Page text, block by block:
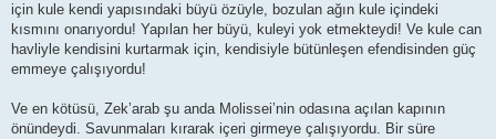
için kule kendi yapısındaki büyü özüyle, bozulan ağın kule içindeki
kısmını onarıyordu! Yapılan her büyü, kuleyi yok etmekteydi! Ve kule can
havliyle kendisini kurtarmak için, kendisiyle bütünleşen efendisinden güç
emmeye çalışıyordu!
Ve en kötüsü, Zek’arab şu anda Molissei’nin odasına açılan kapının
önündeydi. Savunmaları kırarak içeri girmeye çalışıyordu. Bir süre